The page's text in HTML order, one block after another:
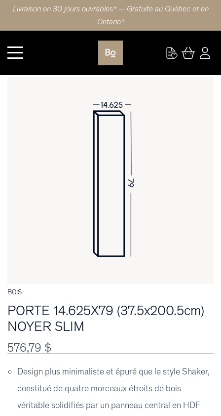
Livraison en 30 jours ouvrables* — Gratuite au Québec et en
Ontario*
Armoire PORTE 14.625X79 (37.5x200.5cm) NOYER SLIM
BOIS
PORTE 14.625X79 (37.5x200.5cm)
NOYER SLIM
576,79 $
Design plus minimaliste et épuré que le style Shaker,
constitué de quatre morceaux étroits de bois
véritable solidifiés par un panneau central en HDF